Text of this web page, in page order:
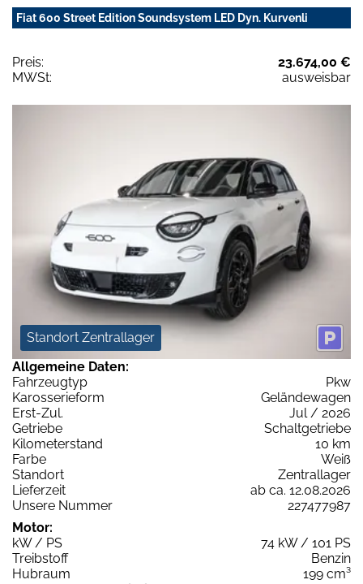
Fiat 600 Street Edition Soundsystem LED Dyn. Kurvenli
Preis:
23.674,00 €
MWSt:
ausweisbar
Standort Zentrallager
Allgemeine Daten:
Fahrzeugtyp
Pkw
Karosserieform
Geländewagen
Erst-Zul.
Jul / 2026
Getriebe
Schaltgetriebe
Kilometerstand
10 km
Farbe
Weiß
Standort
Zentrallager
Lieferzeit
ab ca. 12.08.2026
Unsere Nummer
227477987
Motor:
kW / PS
74 kW / 101 PS
Treibstoff
Benzin
Hubraum
199 cm³